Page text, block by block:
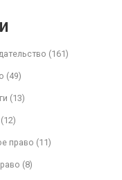
(161)
(49)
(13)
(12)
право (11)
(8)